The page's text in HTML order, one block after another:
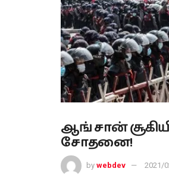
ஆங் சான்
சோதனை!
by webdev 2021/